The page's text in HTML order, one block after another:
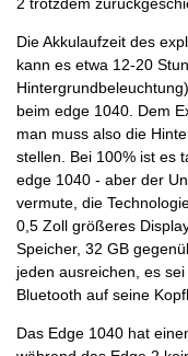
Die Akkulaufzeit des
kann es etwa 12-20
beim edge 1040. Dem
man muss also die
stellen. Bei 100% ist es
edge 1040 - aber der
vermute, die
0,5 Zoll größeres
Speicher, 32 GB
jeden ausreichen, es
Bluetooth auf seine
Das Edge 1040 hat